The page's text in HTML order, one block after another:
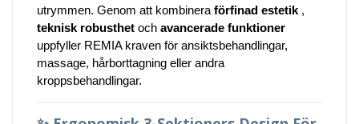
utrymmen. Genom att kombinera förfinad estetik ,
teknisk robusthet och avancerade funktioner
uppfyller REMIA kraven för ansiktsbehandlingar,
massage, hårborttagning eller andra
kroppsbehandlingar.